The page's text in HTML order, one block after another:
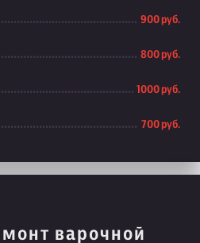
900 руб.
800 руб.
1000 руб.
700 руб.
варочной